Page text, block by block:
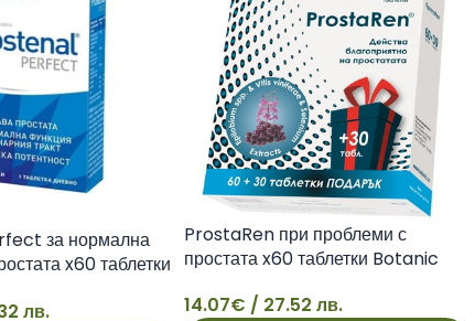
за нормална
x60 таблетки
лв.
ProstaRen при проблеми с
простата x60 таблетки Botanic
14.07€ / 27.52 лв.